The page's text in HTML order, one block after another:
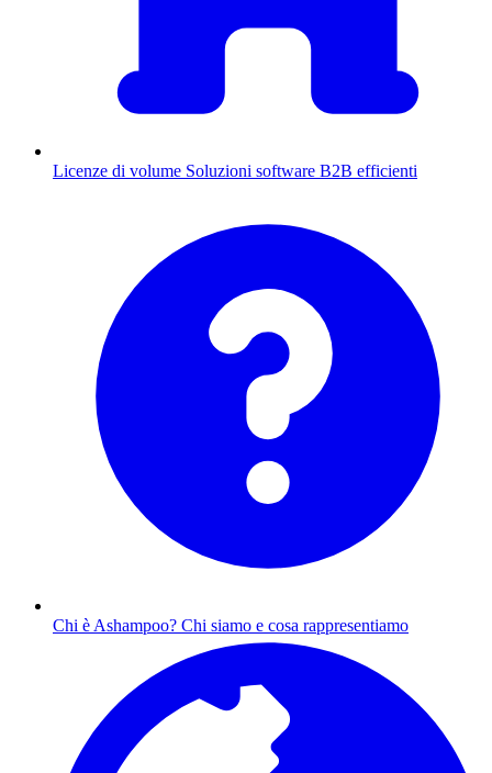
Licenze di volume Soluzioni software B2B efficienti
Chi è Ashampoo? Chi siamo e cosa rappresentiamo